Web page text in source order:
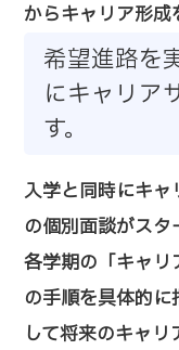
からキャリア形成
希望進路を
にキャリア
す。
入学と同時にキャ
の個別面談がスタ
各学期の「キャ
の手順を具体的
して将来のキャ